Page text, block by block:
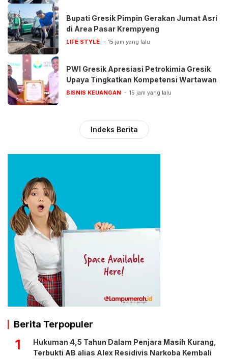
Bupati Gresik Pimpin Gerakan Jumat Asri
di Area Pasar Krempyeng
LIFE STYLE 15 jam yang lalu
PWI Gresik Apresiasi Petrokimia Gresik
Upaya Tingkatkan Kompetensi Wartawan
BISNIS KEUANGAN 15 jam yang lalu
Indeks Berita
Berita Terpopuler
1
Hukuman 4,5 Tahun Dalam Penjara Masih Kurang,
Terbukti AB alias Alex Residivis Narkoba Kembali